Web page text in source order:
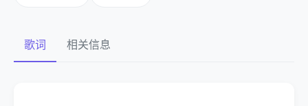
歌词 相关信息